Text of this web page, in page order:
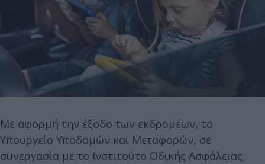
Με αφορμή την έξοδο των εκδρομέων, το
Υπουργείο Υποδομών και Μεταφορών, σε
συνεργασία με το Ινστιτούτο Οδικής Ασφάλειας